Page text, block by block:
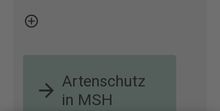
gibt es verschiedene
wenn eine Art beispielsweise
durch
Artenschutz
in MSH